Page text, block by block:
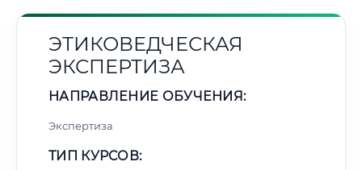
ЭТИКОВЕДЧЕСКАЯ
ЭКСПЕРТИЗА
НАПРАВЛЕНИЕ ОБУЧЕНИЯ:
Экспертиза
ТИП КУРСОВ: